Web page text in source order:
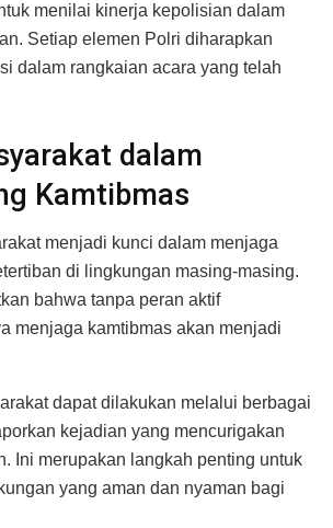
menilai kinerja kepolisian dalam
Setiap elemen Polri diharapkan
dalam rangkaian acara yang telah
dalam
Kamtibmas
menjadi kunci dalam menjaga
di lingkungan masing-masing.
bahwa tanpa peran aktif
menjaga kamtibmas akan menjadi
dapat dilakukan melalui berbagai
kejadian yang mencurigakan
Ini merupakan langkah penting untuk
yang aman dan nyaman bagi